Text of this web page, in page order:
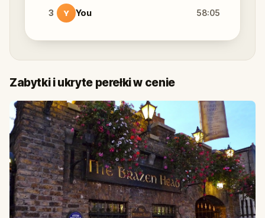
3 Y You 58:05
Zabytki i ukryte perełki w cenie